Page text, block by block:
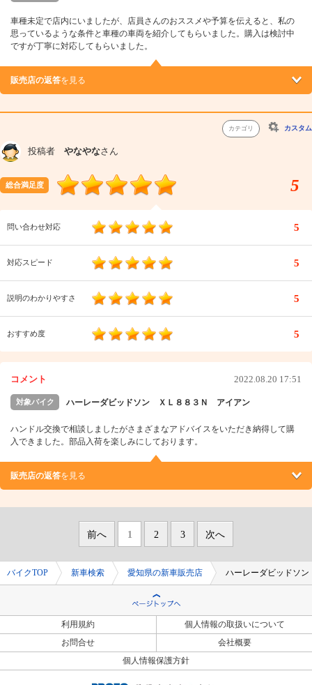
車種未定で店内にいましたが、店員さんのおススメや予算を伝えると、私の
思っているような条件と車種の車両を紹介してもらいました。購入は検討中
ですが丁寧に対応してもらいました。
販売店の返答を見る
カテゴリ カスタム
投稿者 やなやなさん
総合満足度 5
問い合わせ対応 5
対応スピード 5
説明のわかりやすさ 5
おすすめ度 5
コメント 2022.08.20 17:51
対象バイク ハーレーダビッドソン ＸＬ８８３Ｎ アイアン
ハンドル交換で相談しましたがさまざまなアドバイスをいただき納得して購
入できました。部品入荷を楽しみにしております。
販売店の返答を見る
前へ 1 2 3 次へ
バイクTOP 新車検索 愛知県の新車販売店 ハーレーダビッドソ
利用規約
個人情報の取扱いについて
お問合せ
会社概要
個人情報保護方針